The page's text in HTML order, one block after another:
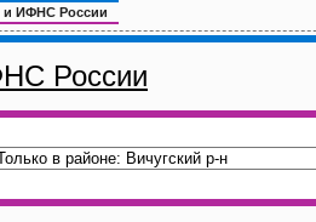
ИФНС России
России